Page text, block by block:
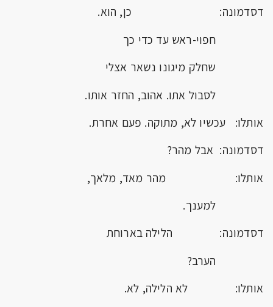
דסדמונה: כן, הוא.
חפוי-ראש עד כדי כך
שחלק מיגונו נשאר אצלי
לסבול אתו. אהוב, החזר אותו.
אותלו: עכשיו לא, מתוקה. פעם אחרת.
דסדמונה: אבל מהר?
אותלו: מהר מאד, מלאך,
למענך.
דסדמונה: הלילה בארוחת
הערב?
אותלו: לא הלילה, לא.